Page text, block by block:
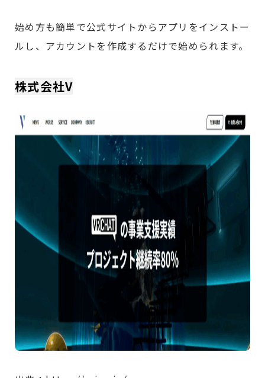
始め方も簡単で公式サイトからアプリをインストー
ルし、アカウントを作成するだけで始められます。
株式会社V